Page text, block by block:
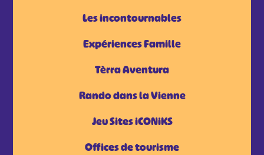
Les incontournables
Expériences Famille
Tèrra Aventura
Rando dans la Vienne
Jeu Sites iCONiKS
Offices de tourisme